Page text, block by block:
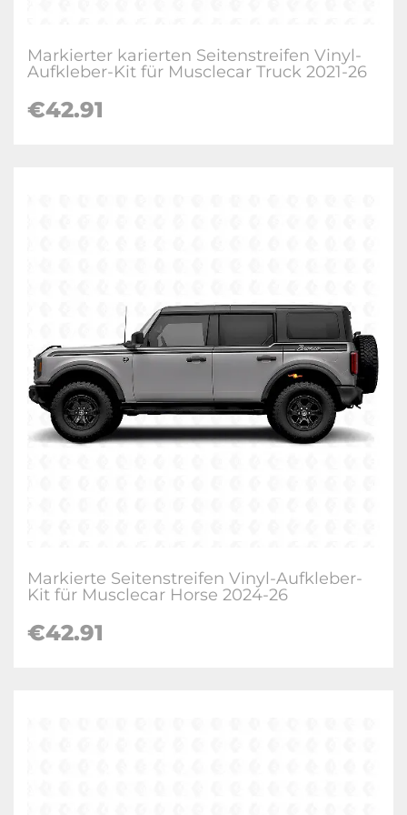
Markierter karierten Seitenstreifen Vinyl-
Aufkleber-Kit für Musclecar Truck 2021-26
€42.91
Markierte Seitenstreifen Vinyl-Aufkleber-
Kit für Musclecar Horse 2024-26
€42.91